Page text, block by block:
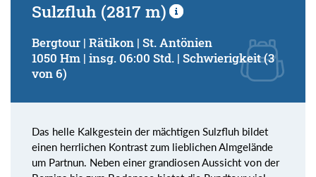
Sulzfluh (2817 m)
Bergtour | Rätikon | St. Antönien
1050 Hm | insg. 06:00 Std. | Schwierigkeit (3
von 6)
Das helle Kalkgestein der mächtigen Sulzfluh bildet
einen herrlichen Kontrast zum lieblichen Almgelände
um Partnun. Neben einer grandiosen Aussicht von der